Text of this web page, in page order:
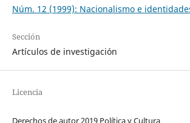
Núm. 12 (1999): Nacionalismo e
Sección
Artículos de investigación
Licencia
Derechos de autor 2019 Política y Cultura